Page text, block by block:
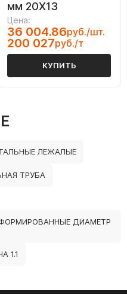
мм 20Х13
Цена:
36 004.86руб./шт.
200 027руб./т
КУПИТЬ
ЛЕЖАЛЫЕ
ТРУБА
ДИАМЕТР
1.1